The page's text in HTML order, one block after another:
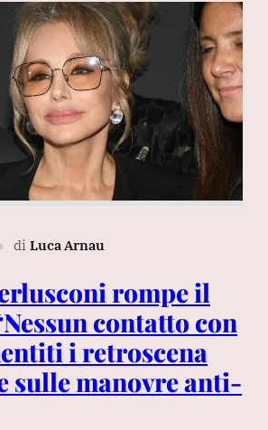
∎ di Luca Arnau
rompe il
contatto con
i retroscena
sulle manovre anti-